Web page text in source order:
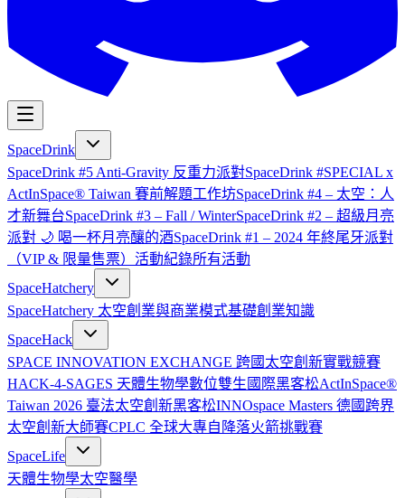
SpaceDrink
SpaceDrink #5 Anti-Gravity 反重力派對SpaceDrink #SPECIAL x
ActInSpace® Taiwan 賽前解題工作坊SpaceDrink #4 – 太空：人
才新舞台SpaceDrink #3 – Fall / WinterSpaceDrink #2 – 超級月亮
派對 🌙 喝一杯月亮釀的酒SpaceDrink #1 – 2024 年終尾牙派對
（VIP & 限量售票） 活動紀錄所有活動
SpaceHatchery
SpaceHatchery 太空創業與商業模式基礎創業知識
SpaceHack
SPACE INNOVATION EXCHANGE 跨國太空創新實戰競賽
HACK-4-SAGES 天體生物學數位雙生國際黑客松ActInSpace®
Taiwan 2026 臺法太空創新黑客松INNOspace Masters 德國跨界
太空創新大師賽CPLC 全球大專自降落火箭挑戰賽
SpaceLife
天體生物學太空醫學